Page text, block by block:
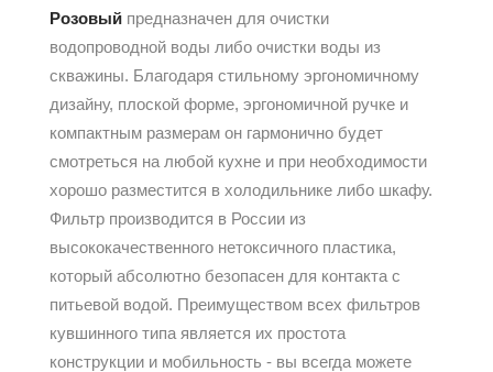
Розовый предназначен для очистки
водопроводной воды либо очистки воды из
скважины. Благодаря стильному эргономичному
дизайну, плоской форме, эргономичной ручке и
компактным размерам он гармонично будет
смотреться на любой кухне и при необходимости
хорошо разместится в холодильнике либо шкафу.
Фильтр производится в России из
высококачественного нетоксичного пластика,
который абсолютно безопасен для контакта с
питьевой водой. Преимуществом всех фильтров
кувшинного типа является их простота
конструкции и мобильность - вы всегда можете